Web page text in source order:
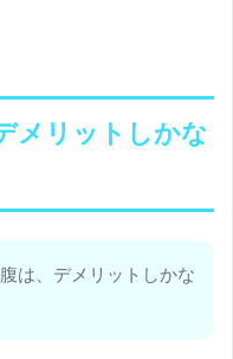
メリットしかな
は、デメリットしかな